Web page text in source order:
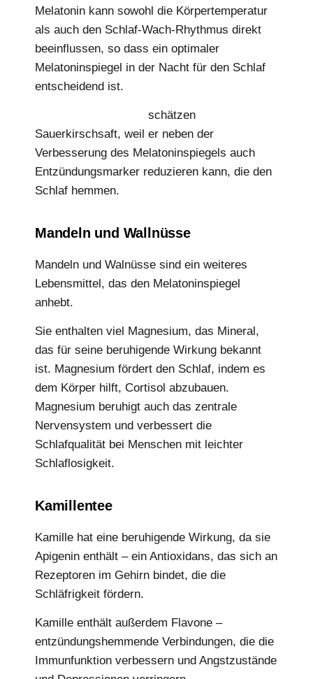
Melatonin kann sowohl die Körpertemperatur
als auch den Schlaf-Wach-Rhythmus direkt
beeinflussen, so dass ein optimaler
Melatoninspiegel in der Nacht für den Schlaf
entscheidend ist.
schätzen
Sauerkirschsaft, weil er neben der
Verbesserung des Melatoninspiegels auch
Entzündungsmarker reduzieren kann, die den
Schlaf hemmen.
Mandeln und Wallnüsse
Mandeln und Walnüsse sind ein weiteres
Lebensmittel, das den Melatoninspiegel
anhebt.
Sie enthalten viel Magnesium, das Mineral,
das für seine beruhigende Wirkung bekannt
ist. Magnesium fördert den Schlaf, indem es
dem Körper hilft, Cortisol abzubauen.
Magnesium beruhigt auch das zentrale
Nervensystem und verbessert die
Schlafqualität bei Menschen mit leichter
Schlaflosigkeit.
Kamillentee
Kamille hat eine beruhigende Wirkung, da sie
Apigenin enthält – ein Antioxidans, das sich an
Rezeptoren im Gehirn bindet, die die
Schläfrigkeit fördern.
Kamille enthält außerdem Flavone –
entzündungshemmende Verbindungen, die die
Immunfunktion verbessern und Angstzustände